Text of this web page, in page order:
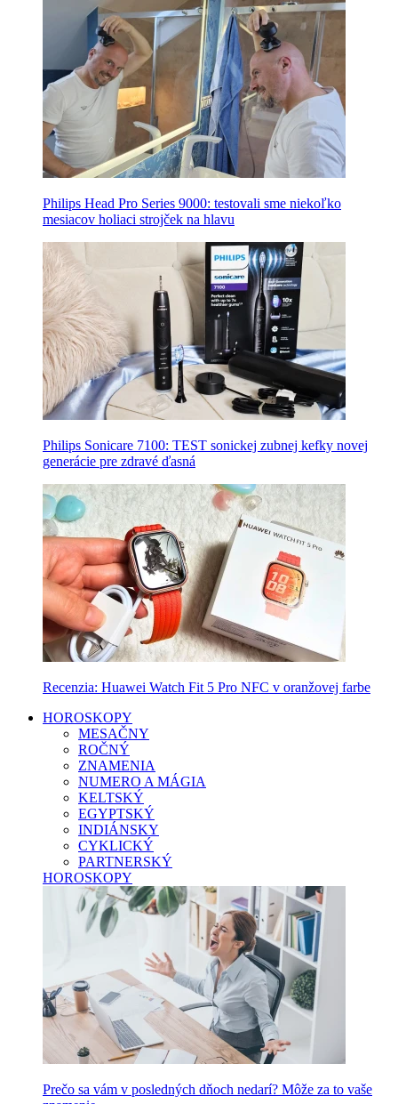
Philips Head Pro Series 9000: testovali sme niekoľko
mesiacov holiaci strojček na hlavu
Philips Sonicare 7100: TEST sonickej zubnej kefky novej
generácie pre zdravé ďasná
Recenzia: Huawei Watch Fit 5 Pro NFC v oranžovej farbe
HOROSKOPY
MESAČNY
ROČNÝ
ZNAMENIA
NUMERO A MÁGIA
KELTSKÝ
EGYPTSKÝ
INDIÁNSKY
CYKLICKÝ
PARTNERSKÝ
HOROSKOPY
Prečo sa vám v posledných dňoch nedarí? Môže za to vaše